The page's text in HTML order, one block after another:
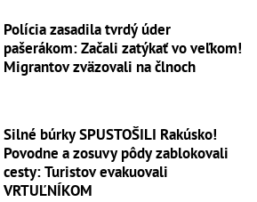
Polícia zasadila tvrdý úder
pašerákom: Začali zatýkať vo veľkom!
Migrantov zväzovali na člnoch
Silné búrky SPUSTOŠILI Rakúsko!
Povodne a zosuvy pôdy zablokovali
cesty: Turistov evakuovali
VRTUĽNÍKOM